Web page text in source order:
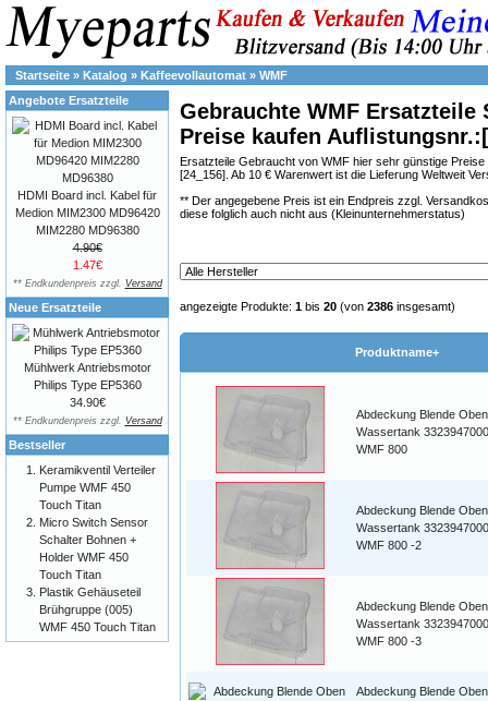
Startseite » Katalog » Kaffeevollautomat » WMF
Gebrauchte WMF Ersatzteile
Preise kaufen
Ersatzteile Gebraucht von WMF hier sehr günstige
[24_156]. Ab 10 € Warenwert ist die Lieferung Weltweit
** Der angegebene Preis ist ein Endpreis zzgl.
diese folglich auch nicht aus (Kleinunternehmerstatus)
angezeigte Produkte: 1 bis 20 (von 2386 insgesamt)
Produktname+
Abdeckung Blende Oben
Wassertank 3323947000
WMF 800
Abdeckung Blende Oben
Wassertank 3323947000
WMF 800 -2
Abdeckung Blende Oben
Wassertank 3323947000
WMF 800 -3
Abdeckung Blende Oben
Angebote Ersatzteile
HDMI Board incl. Kabel für
Medion MIM2300 MD96420
MIM2280 MD96380
4.90€
1.47€
** Endkundenpreis zzgl. Versand
Neue Ersatzteile
Mühlwerk Antriebsmotor
Philips Type EP5360
34.90€
** Endkundenpreis zzgl. Versand
Bestseller
Keramikventil Verteiler
Pumpe WMF 450
Touch Titan
Micro Switch Sensor
Schalter Bohnen +
Holder WMF 450
Touch Titan
Plastik Gehäuseteil
Brühgruppe (005)
WMF 450 Touch Titan